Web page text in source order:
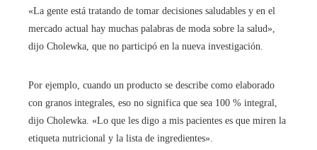
«La gente está tratando de tomar decisiones saludables y en el
mercado actual hay muchas palabras de moda sobre la salud»,
dijo Cholewka, que no participó en la nueva investigación.
Por ejemplo, cuando un producto se describe como elaborado
con granos integrales, eso no significa que sea 100 % integral,
dijo Cholewka. «Lo que les digo a mis pacientes es que miren la
etiqueta nutricional y la lista de ingredientes».